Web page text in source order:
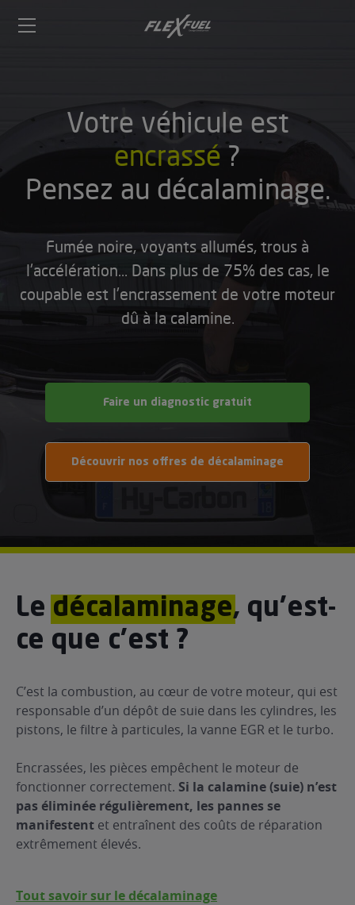
FlexFuel
Méga
le Décalaminage
?
gratuit
du carburant avec
le Superéthanol
garagiste
garagiste
Votre véhicule est
encrassé?
Pensez au décalaminage.
Fumée noire, voyants allumés, trous à
l'accélération… Dans plus de 75% des cas, le
coupable est l'encrassement de votre moteur
dû à la calamine.
Faire un diagnostic gratuit
Découvrir nos offres de décalaminage
Le décalaminage, qu’est-
ce que c’est ?
C’est la combustion, au cœur de votre moteur, qui est
responsable d’un dépôt de suie dans les cylindres, les
pistons, le filtre à particules, la vanne EGR et le turbo.
Encrassées, les pièces empêchent le moteur de
fonctionner correctement. Si la calamine (suie) n’est
pas éliminée régulièrement, les pannes se
manifestent et entraînent des coûts de réparation
extrêmement élevés.
Tout savoir sur le décalaminage